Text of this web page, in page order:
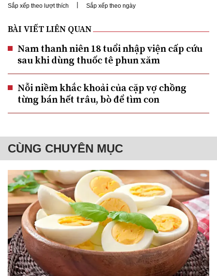
Sắp xếp theo lượt thích | Sắp xếp theo ngày
BÀI VIẾT LIÊN QUAN
Nam thanh niên 18 tuổi nhập viện cấp cứu
sau khi dùng thuốc tê phun xăm
Nỗi niềm khắc khoải của cặp vợ chồng
từng bán hết trâu, bò để tìm con
CÙNG CHUYÊN MỤC